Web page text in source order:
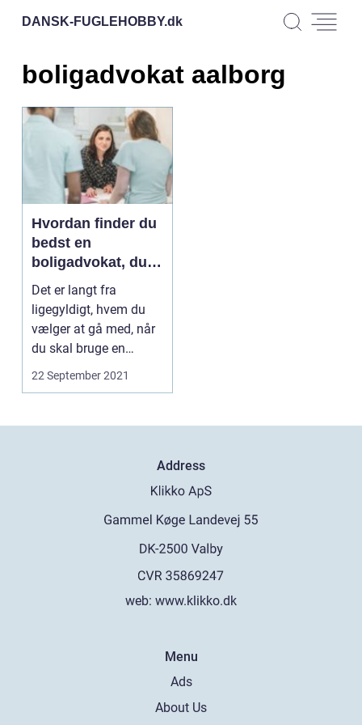
DANSK-FUGLEHOBBY.dk
boligadvokat aalborg
Hvordan finder du
bedst en
boligadvokat, du
kan regne med?
Det er langt fra
ligegyldigt, hvem du
vælger at gå med, når
du skal bruge en
boligadvokat. Du står
22 September 2021
Address
web: www.klikko.dk
Menu
Ads
About Us